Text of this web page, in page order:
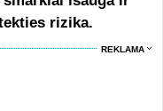
rizika.
REKLAMA